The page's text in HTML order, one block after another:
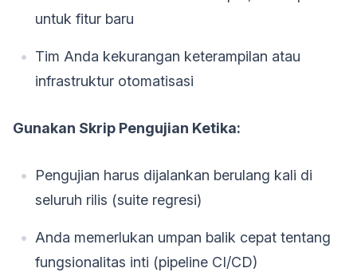
untuk fitur baru
Tim Anda kekurangan keterampilan atau
infrastruktur otomatisasi
Gunakan Skrip Pengujian Ketika:
Pengujian harus dijalankan berulang kali di
seluruh rilis (suite regresi)
Anda memerlukan umpan balik cepat tentang
fungsionalitas inti (pipeline CI/CD)